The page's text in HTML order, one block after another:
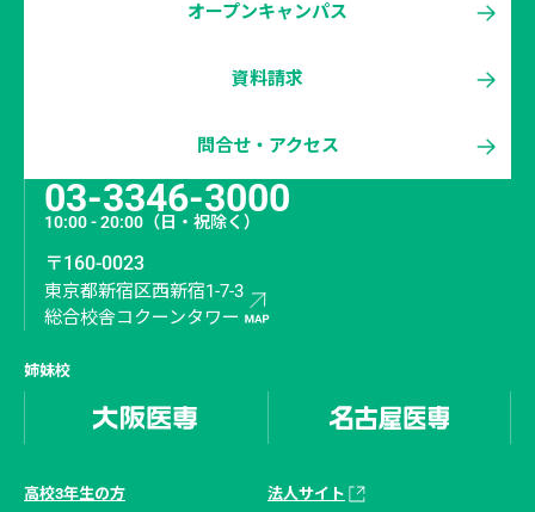
オープンキャンパス
資料請求
問合せ・アクセス
03-3346-3000
10:00 - 20:00 （日・祝除く）
〒160-0023
東京都新宿区西新宿1-7-3
総合校舎コクーンタワー
姉妹校
高校3年生の方 法人サイト